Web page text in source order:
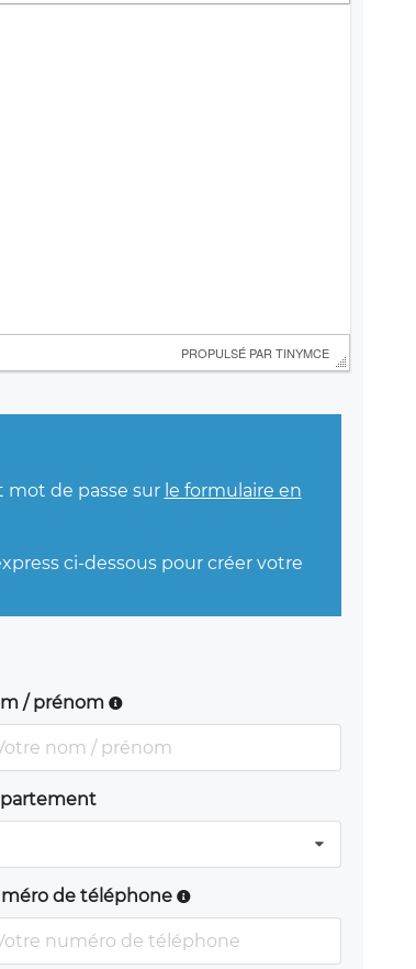
PROPULSÉ PAR TINYMCE
mot de passe sur le formulaire en
ci-dessous pour créer votre
/ prénom
de téléphone